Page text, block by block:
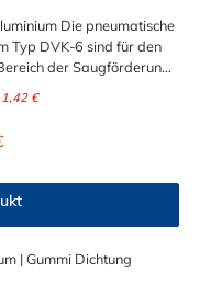
Die pneumatische
Typ DVK-6 sind für den
der Saugförderung
mit folgenden
zwischen 38 mm und 110
150 mm (oder länger)
Schrauben M 8 mit
€
Preis: